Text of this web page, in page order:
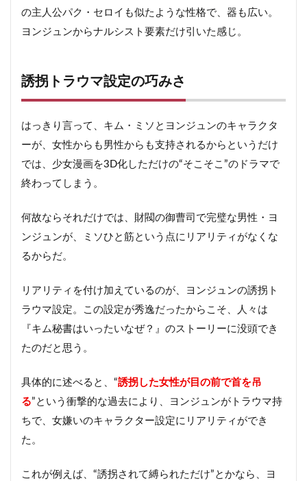
の主人公パク・セロイも似たような性格で、器も広い。
ヨンジュンからナルシスト要素だけ引いた感じ。
誘拐トラウマ設定の巧みさ
はっきり言って、キム・ミソとヨンジュンのキャラクタ
ーが、女性からも男性からも支持されるからというだけ
では、少女漫画を3D化しただけの“そこそこ”のドラマで
終わってしまう。
何故ならそれだけでは、財閥の御曹司で完璧な男性・ヨ
ンジュンが、ミソひと筋という点にリアリティがなくな
るからだ。
リアリティを付け加えているのが、ヨンジュンの誘拐ト
ラウマ設定。この設定が秀逸だったからこそ、人々は
『キム秘書はいったいなぜ？』のストーリーに没頭でき
たのだと思う。
具体的に述べると、“誘拐した女性が目の前で首を吊
る”という衝撃的な過去により、ヨンジュンがトラウマ持
ちで、女嫌いのキャラクター設定にリアリティができ
た。
これが例えば、“誘拐されて縛られただけ”とかなら、ヨ